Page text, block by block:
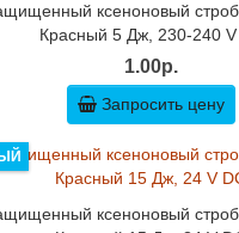
ксеноновый
Красный 5 Дж, 230-240 V
1.00р.
Запросить цену
ксеноновый